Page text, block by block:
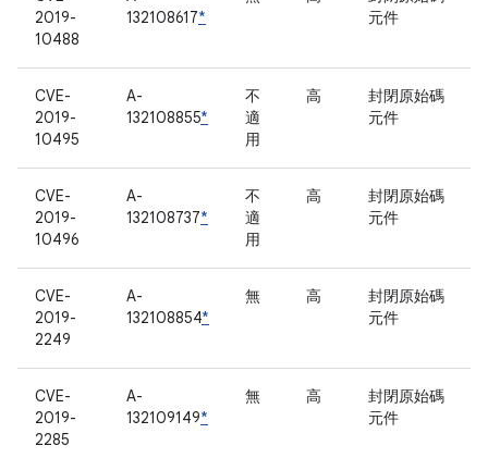
2019-
10488
132108617*
元件
CVE-
2019-
10495
A-
132108855*
不
適
用
高
封閉原始碼
元件
CVE-
2019-
10496
A-
132108737*
不
適
用
高
封閉原始碼
元件
CVE-
2019-
2249
A-
132108854*
無 高
封閉原始碼
元件
CVE-
2019-
2285
A-
132109149*
無 高
封閉原始碼
元件